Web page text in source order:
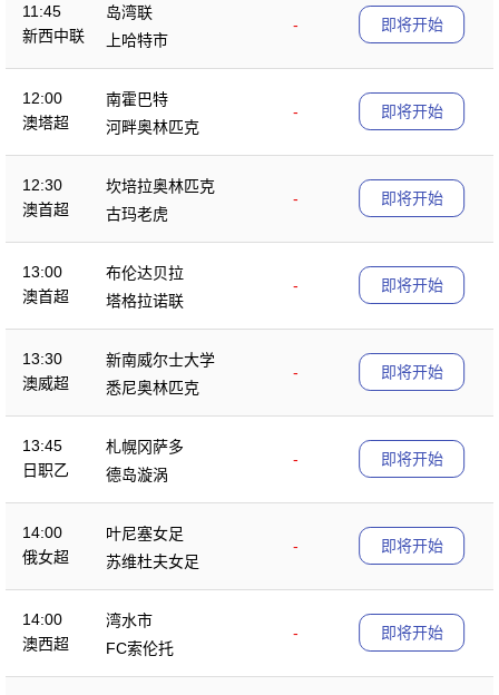
11:45
新西中联
岛湾联
-
上哈特市
即将开始
12:00
澳塔超
南霍巴特
-
河畔奥林匹克
即将开始
12:30
澳首超
坎培拉奥林匹克
-
古玛老虎
即将开始
13:00
澳首超
布伦达贝拉
-
塔格拉诺联
即将开始
13:30
澳威超
新南威尔士大学
-
悉尼奥林匹克
即将开始
13:45
日职乙
札幌冈萨多
-
德岛漩涡
即将开始
14:00
俄女超
叶尼塞女足
-
苏维杜夫女足
即将开始
14:00
澳西超
湾水市
-
FC索伦托
即将开始